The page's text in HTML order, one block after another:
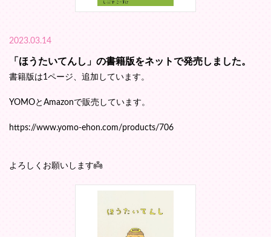
2023.03.14
「ほうたいてんし」の書籍版をネットで発売しました。
書籍版は1ページ、追加しています。
YOMOとAmazonで販売しています。
https://www.yomo-ehon.com/products/706
よろしくお願いします👼